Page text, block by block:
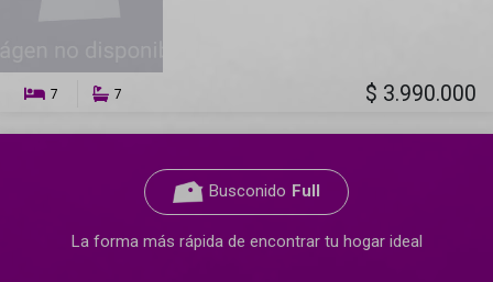
7 7 $ 3.990.000
Busconido Full
La forma más rápida de encontrar tu hogar ideal